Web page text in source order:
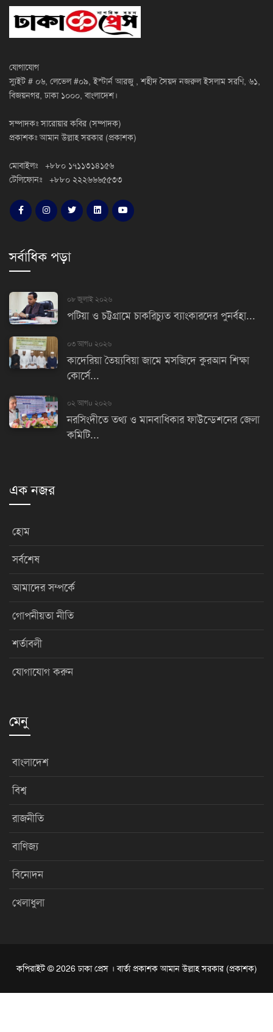
যোগাযোগ
স্যুইট # ০৬, লেভেল #০৯, ইস্টার্ন আরজু , শহীদ সৈয়দ নজরুল ইসলাম সরণি, ৬১,
বিজয়নগর, ঢাকা ১০০০, বাংলাদেশ।
সম্পাদকঃ সারোয়ার কবির (সম্পাদক)
প্রকাশকঃ আমান উল্লাহ সরকার (প্রকাশক)
মোবাইলঃ +৮৮০ ১৭১১৩১৪১৫৬
টেলিফোনঃ +৮৮০ ২২২৬৬৬৫৫৩৩
সর্বাধিক পড়া
০৮ জুলাই ২০২৬
পটিয়া ও চট্টগ্রামে চাকরিচ্যুত ব্যাংকারদের পুনর্বহা...
০৩ আগu ২০২৬
কাদেরিয়া তৈয়্যবিয়া জামে মসজিদে কুরআন শিক্ষা
কোর্সে...
০২ আগu ২০২৬
নরসিংদীতে তথ্য ও মানবাধিকার ফাউন্ডেশনের জেলা
কমিটি...
এক নজর
হোম
সর্বশেষ
আমাদের সম্পর্কে
গোপনীয়তা নীতি
শর্তাবলী
যোগাযোগ করুন
মেনু
বাংলাদেশ
বিশ্ব
রাজনীতি
বাণিজ্য
বিনোদন
খেলাধুলা
কপিরাইট © 2026 ঢাকা প্রেস । বার্তা প্রকাশক আমান উল্লাহ সরকার (প্রকাশক)